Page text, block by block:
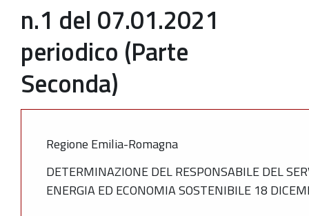
n.1 del 07.01.2021
periodico (Parte
Seconda)
Regione Emilia-Romagna
DETERMINAZIONE DEL RESPONSABILE DEL
ENERGIA ED ECONOMIA SOSTENIBILE 18